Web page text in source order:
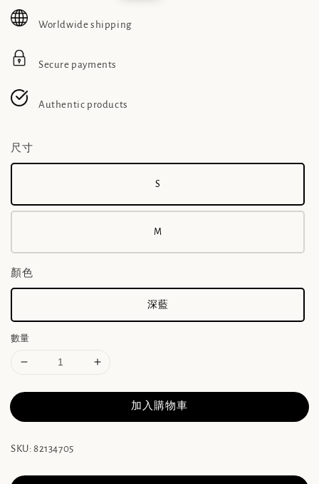
Worldwide shipping
Secure payments
Authentic products
尺寸
S
M
顏色
深藍
數量
加入購物車
SKU: 82134705